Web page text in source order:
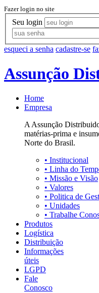
Fazer login no site
Seu login
esqueci a senha cadastre-se
Assunção
Home
Empresa
A Assunção
matérias-prima e
Norte do Brasil.
• Institucional
• Linha do
• Missão e Visão
• Valores
• Politica de
• Unidades
• Trabalhe
Produtos
Logística
Distribuição
Informações
úteis
LGPD
Fale
Conosco